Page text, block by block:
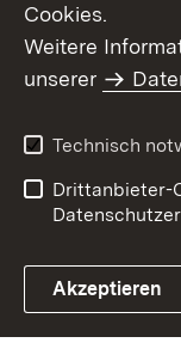
Cookies.
Weitere
unserer
Technisch
Drittanbieter-
Akzeptieren